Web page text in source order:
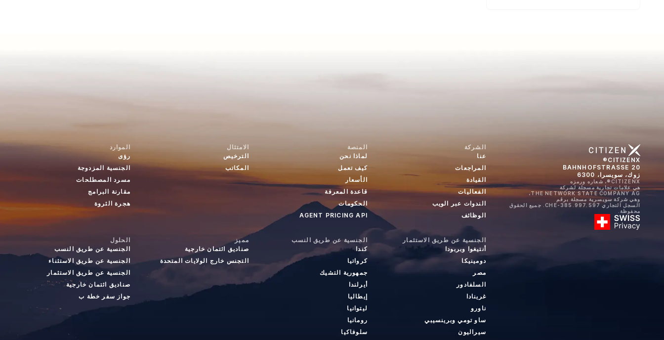
CITIZENX®
BAHNHOFSTRASSE 20
زوك، سويسرا، 6300
CITIZENX®، شعاره ورمزه
هي علامات تجارية مسجلة لشركة
THE NETWORK STATE COMPANY AG،
وهي شركة سويسرية مسجلة برقم
السجل التجاري CHE-385.997.597. جميع الحقوق
محفوظة.
الشركة
عنا
المراجعات
القيادة
الفعاليات
الندوات عبر الويب
الوظائف
المنصة
لماذا نحن
كيف تعمل
الأسعار
قاعدة المعرفة
الحكومات
AGENT PRICING API
الامتثال
الترخيص
المكاتب
الموارد
رؤى
الجنسية المزدوجة
مسرد المصطلحات
مقارنة البرامج
هجرة الثروة
الجنسية عن طريق الاستثمار
أنتيغوا وبربودا
دومينيكا
مصر
السلفادور
غرينادا
ناورو
ساو تومي وبرينسيبي
سيراليون
الجنسية عن طريق النسب
كندا
كرواتيا
جمهورية التشيك
أيرلندا
إيطاليا
ليتوانيا
رومانيا
سلوفاكيا
مميز
صناديق ائتمان خارجية
التجنس خارج الولايات المتحدة
الحلول
الجنسية عن طريق النسب
الجنسية عن طريق الاستثناء
الجنسية عن طريق الاستثمار
صناديق ائتمان خارجية
جواز سفر خطة ب